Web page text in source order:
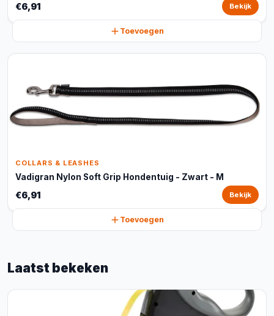
€6,91 Bekijk
Toevoegen
COLLARS & LEASHES
Vadigran Nylon Soft Grip Hondentuig - Zwart - M
€6,91 Bekijk
Toevoegen
Laatst bekeken